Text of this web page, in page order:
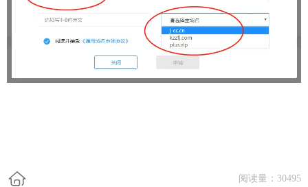
阅读量： 30495